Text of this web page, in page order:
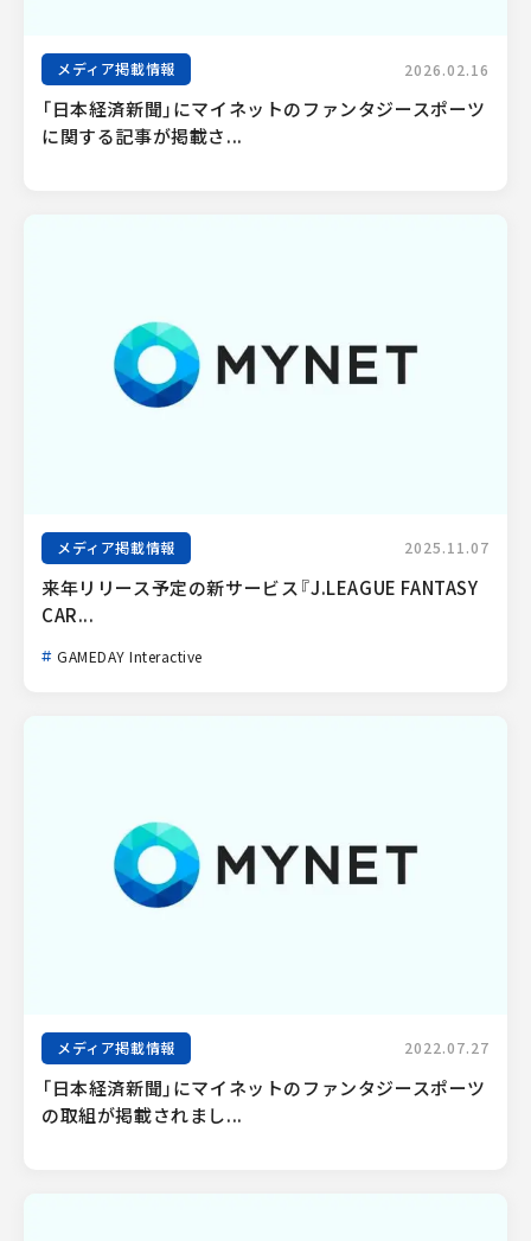
メディア掲載情報 2026.02.16
「日本経済新聞」にマイネットのファンタジースポーツ
に関する記事が掲載さ...
メディア掲載情報 2025.11.07
来年リリース予定の新サービス『J.LEAGUE FANTASY
CAR...
GAMEDAY Interactive
メディア掲載情報 2022.07.27
「日本経済新聞」にマイネットのファンタジースポーツ
の取組が掲載されまし...